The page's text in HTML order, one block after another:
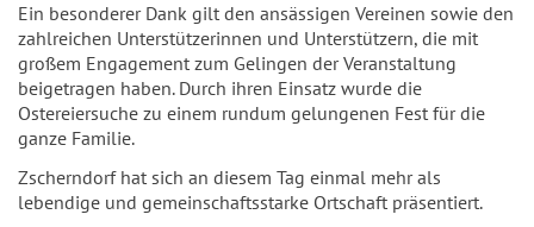
Ein besonderer Dank gilt den ansässigen Vereinen sowie den
zahlreichen Unterstützerinnen und Unterstützern, die mit
großem Engagement zum Gelingen der Veranstaltung
beigetragen haben. Durch ihren Einsatz wurde die
Ostereiersuche zu einem rundum gelungenen Fest für die
ganze Familie.
Zscherndorf hat sich an diesem Tag einmal mehr als
lebendige und gemeinschaftsstarke Ortschaft präsentiert.